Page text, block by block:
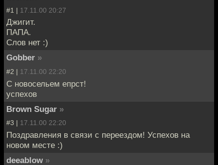
#1 | 17.11.00 20:27
Джигит.
ПАПА.
Слов нет :)
Gobber »
#2 | 17.11.00 22:20
С новосельем епрст!
успехов
Brown Sugar »
#3 | 17.11.00 22:20
Поздравления в связи с переездом! Успехов на
новом месте :)
deeablow »